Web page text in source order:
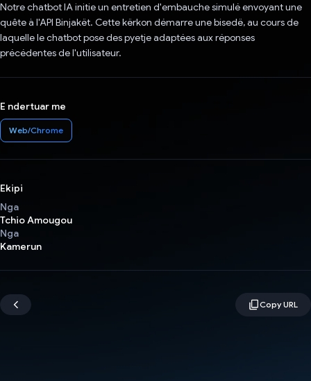
Notre chatbot IA initie un entretien d'embauche simulé envoyant une
quête à l'API Binjakët. Cette kërkon démarre une bisedë, au cours de
laquelle le chatbot pose des pyetje adaptées aux réponses
précédentes de l'utilisateur.
E ndertuar me
Web/Chrome
Ekipi
Nga
Tchio Amougou
Nga
Kamerun